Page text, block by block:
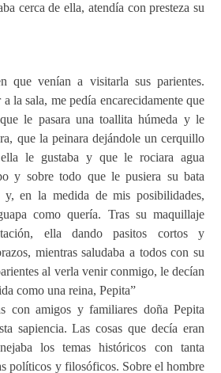
cerca de ella, atendía con presteza su
que venían a visitarla sus parientes.
la sala, me pedía encarecidamente que
le pasara una toallita húmeda y le
que la peinara dejándole un cerquillo
le gustaba y que le rociara agua
y sobre todo que le pusiera su bata
y, en la medida de mis posibilidades,
como quería. Tras su maquillaje
ella dando pasitos cortos y
mientras saludaba a todos con su
al verla venir conmigo, le decían
como una reina, Pepita”
con amigos y familiares doña Pepita
sapiencia. Las cosas que decía eran
los temas históricos con tanta
políticos y filosóficos. Sobre el hombre